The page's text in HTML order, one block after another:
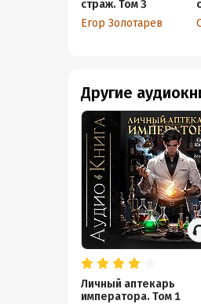
страж. Том 3
Егор Золотарев
Другие
Личный аптекарь
императора. Том 1